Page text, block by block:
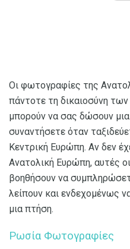
Οι φωτογραφίες της
πάντοτε τη δικαιοσύνη
μπορούν να σας δώσουν μια
συναντήσετε όταν
Κεντρική Ευρώπη. Αν δεν
Ανατολική Ευρώπη, αυτές
βοηθήσουν να
λείπουν και ενδεχομένως
μια πτήση.
Ρωσία Φωτογραφίες